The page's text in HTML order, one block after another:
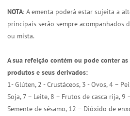
NOTA: A ementa poderá estar sujeita a
principais serão sempre acompanhados
ou mista.
A sua refeição contém ou pode conter
produtos e seus derivados:
1- Glúten, 2 - Crustáceos, 3 - Ovos, 4 –
Soja, 7 – Leite, 8 – Frutos de casca rija,
Semente de sésamo, 12 – Dióxido de